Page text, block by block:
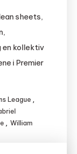
sheets,
en kollektiv
i Premier
League ,
, William